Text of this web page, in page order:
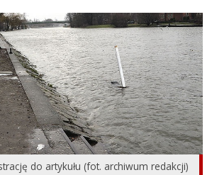
do artykułu (fot. archiwum redakcji)